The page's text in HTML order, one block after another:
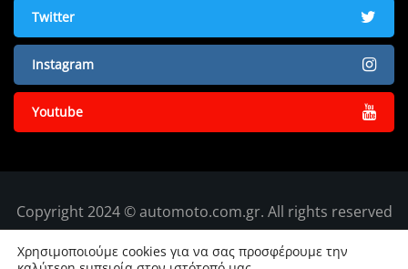
Twitter
Instagram
Youtube
Copyright 2024 © automoto.com.gr. All rights reserved
Χρησιμοποιούμε cookies για να σας προσφέρουμε την